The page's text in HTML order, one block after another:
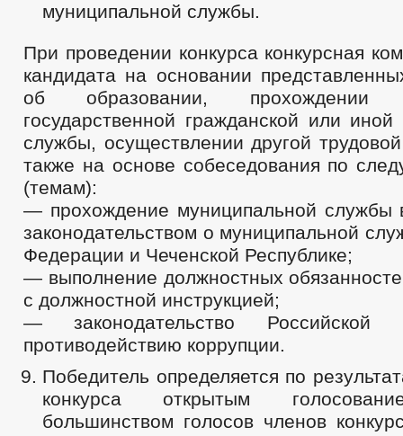
муниципальной службы.
При проведении конкурса конкурсная
кандидата на основании
об образовании, прохождении
государственной гражданской или иной
службы, осуществлении другой
также на основе собеседования по
(темам):
— прохождение муниципальной службы
законодательством о муниципальной
Федерации и Чеченской Республике;
— выполнение должностных
с должностной инструкцией;
— законодательство Российской
противодействию коррупции.
Победитель определяется по
конкурса открытым
большинством голосов членов